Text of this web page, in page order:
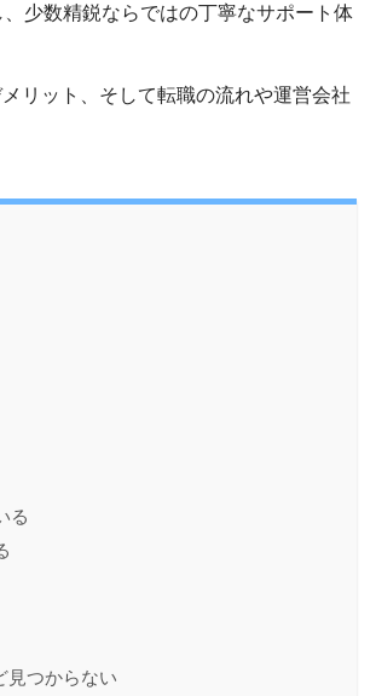
少数精鋭ならではの丁寧なサポート体
リット、そして転職の流れや運営会社
る
見つからない